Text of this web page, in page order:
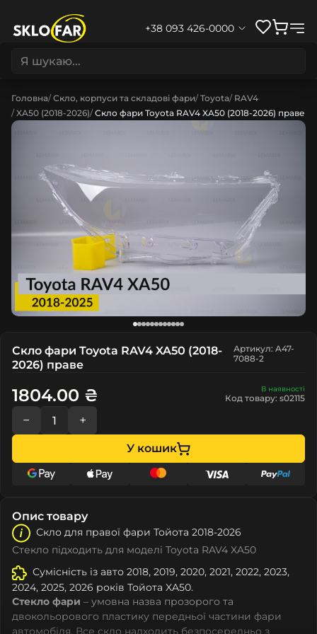
+38 093 426-0000
Головна Скло, корпуси та складові фари Toyota RAV4
XA50 (2018-2026) Скло фари Toyota RAV4 XA50 (2018-2026) праве
Скло фари Toyota RAV4 XA50 (2018-
2026) праве
Артикул: A47-
7088-2
В наявності
Код товару: s02115
1804.00 ₴
− +
У кошик
Опис товару
Скло для правої фари Тойота 2018-2026
Стекло підходить для моделі Toyota RAV4 XA50
Сумісність із авто 2018, 2019, 2020, 2021, 2022, 2023,
2024, 2025, 2026 років Тойота XA50.
Стекло фари – умовна назва прозорого та
двокольорового пластику передньої частини фари
автомобіля. Все скло надходить безпосередньо з